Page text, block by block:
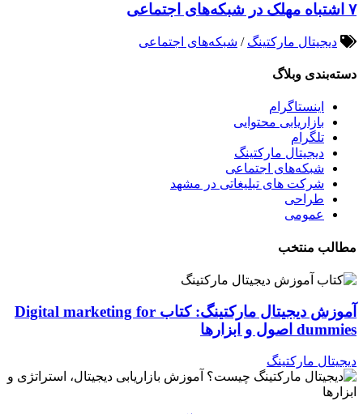
۷ اشتباه مهلک در شبکه‌های اجتماعی
دیجیتال مارکتینگ / شبکه‌های اجتماعی
دسته‌بندی وبلاگ
اینستاگرام
بازاریابی محتوایی
تلگرام
دیجیتال مارکتینگ
شبکه‌های اجتماعی
شرکت های تبلیغاتی در مشهد
طراحی
عمومی
مطالب منتخب
آموزش دیجیتال مارکتینگ: کتاب Digital marketing for
dummies اصول و ابزارها
دیجیتال مارکتینگ